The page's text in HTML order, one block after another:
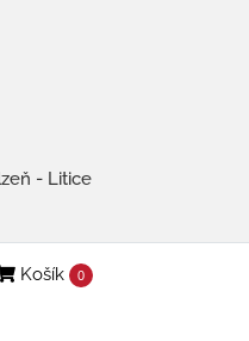
Košík 0
- Litice
jdetorazdva